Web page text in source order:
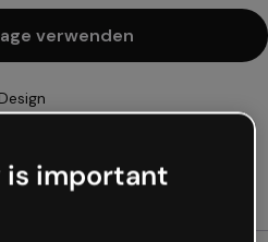
verwenden
herunterladen
is important